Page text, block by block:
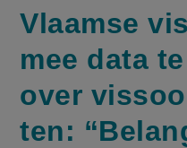
Vlaamse
mee data
over
ten: